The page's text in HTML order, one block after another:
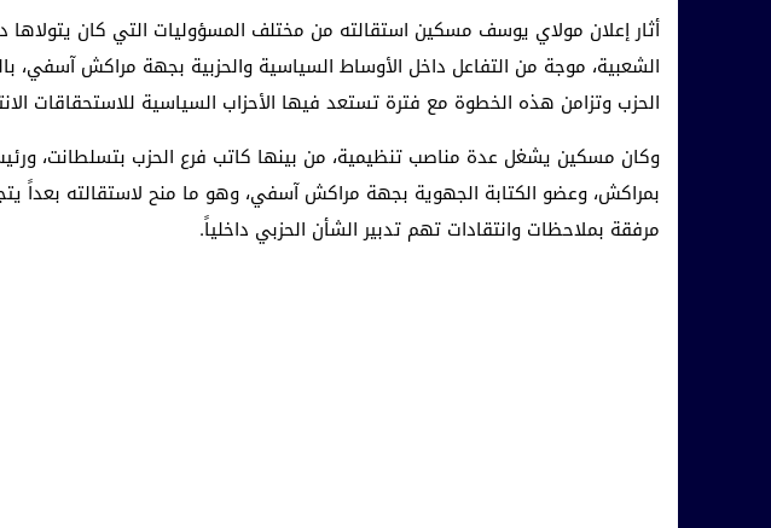
أثار إعلان مولاي يوسف مسكين استقالته من مختلف المسؤوليات التي كان يتولاها
الشعبية، موجة من التفاعل داخل الأوساط السياسية والحزبية بجهة مراكش آسفي،
الحزب وتزامن هذه الخطوة مع فترة تستعد فيها الأحزاب السياسية للاستحقاقات
وكان مسكين يشغل عدة مناصب تنظيمية، من بينها كاتب فرع الحزب بتسلطانت،
بمراكش، وعضو الكتابة الجهوية بجهة مراكش آسفي، وهو ما منح لاستقالته بعداً
مرفقة بملاحظات وانتقادات تهم تدبير الشأن الحزبي داخلياً.